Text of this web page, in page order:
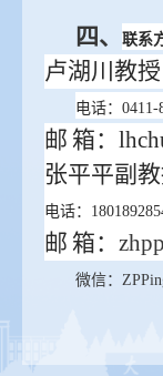
四、 联系
卢湖川 教授
电话： 0411-
邮 箱：
张平平副
电话：
邮 箱：
微信：